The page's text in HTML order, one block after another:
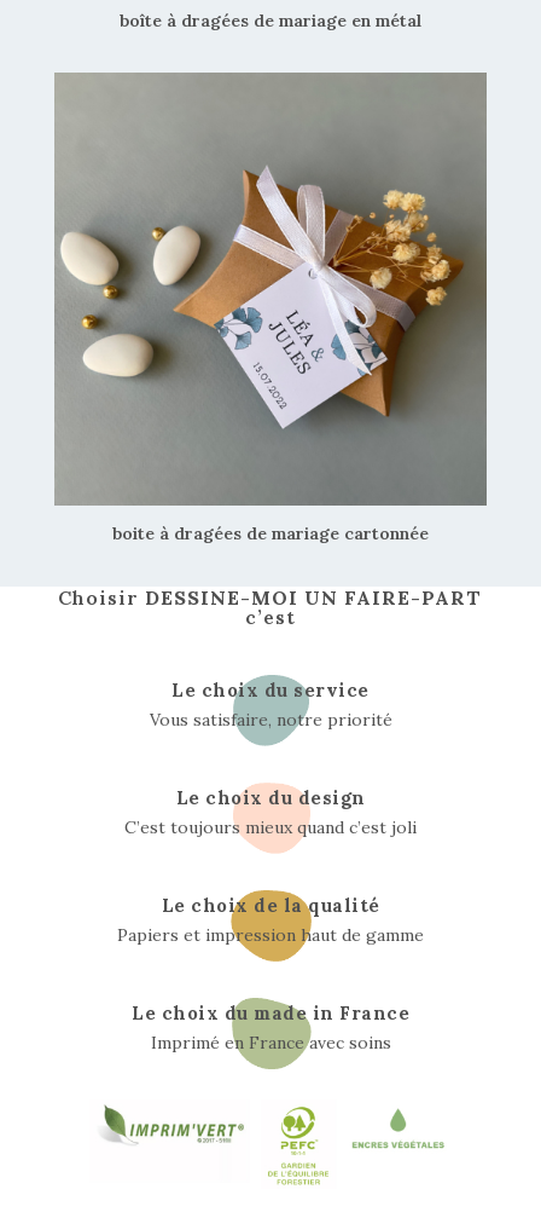
boîte à dragées de mariage en métal
boite à dragées de mariage cartonnée
Choisir DESSINE-MOI UN FAIRE-PART
c’est
Le choix du service
Vous satisfaire, notre priorité
Le choix du design
C’est toujours mieux quand c’est joli
Le choix de la qualité
Papiers et impression haut de gamme
Le choix du made in France
Imprimé en France avec soins